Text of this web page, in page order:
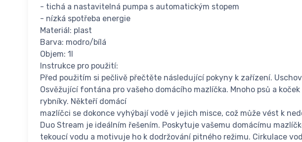
- tichá a nastavitelná pumpa s automatickým stopem
- nízká spotřeba energie
Materiál: plast
Barva: modro/bílá
Objem: 1l
Instrukce pro použití:
Před použitím si pečlivě přečtěte následující pokyny k zařízení.
Osvěžující fontána pro vašeho domácího mazlíčka. Mnoho psů a
rybníky. Někteří domácí
mazlíčci se dokonce vyhýbají vodě v jejich misce, což může vést k
Duo Stream je ideálním řešením. Poskytuje vašemu domácímu
tekoucí vodu a motivuje ho k dodržování pitného režimu. Cirkulace